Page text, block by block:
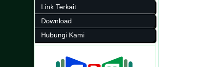
Link Terkait
Download
Hubungi Kami